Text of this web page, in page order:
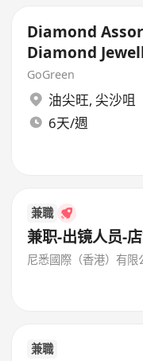
Diamond
Diamond
Photographer
GoGreen
油尖旺, 尖沙咀
6天/週
兼職
兼职-出镜人员-
尼悉國際（香港）有限
兼職